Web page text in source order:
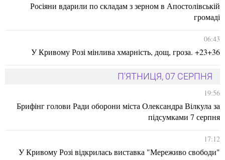
Росіяни вдарили по складам з зерном в Апостолівській
громаді
06:43
У Кривому Розі мінлива хмарність, дощ, гроза. +23+36
П'ЯТНИЦЯ, 07 СЕРПНЯ
19:56
Брифінг голови Ради оборони міста Олександра Вілкула за
підсумками 7 серпня
17:12
У Кривому Розі відкрилась виставка "Мереживо свободи"